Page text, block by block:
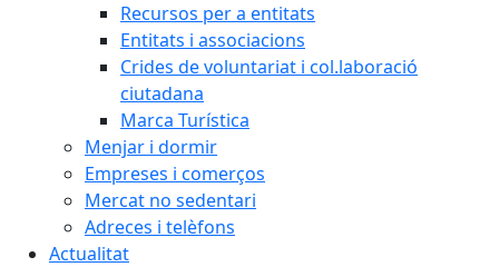
Recursos per a entitats
Entitats i associacions
Crides de voluntariat i col.laboració
ciutadana
Marca Turística
Menjar i dormir
Empreses i comerços
Mercat no sedentari
Adreces i telèfons
Actualitat